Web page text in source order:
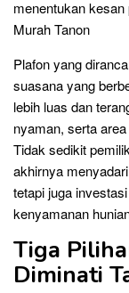
menentukan
Murah Tanon
Plafon yang
suasana yang
lebih luas dan
nyaman, serta
Tidak sedikit
akhirnya
tetapi juga
kenyamanan
Tiga
Diminati